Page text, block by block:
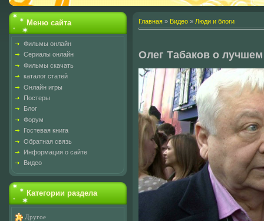
Меню сайта
Фильмы онлайн
Сериалы онлайн
Фильмы скачать
каталог статей
Онлайн игры
Постеры
Блог
Форум
Гостевая книга
Обратная связь
Информация о сайте
Видео
Категории раздела
Другое
Главная » Видео » Люди и блоги
Олег Табаков о